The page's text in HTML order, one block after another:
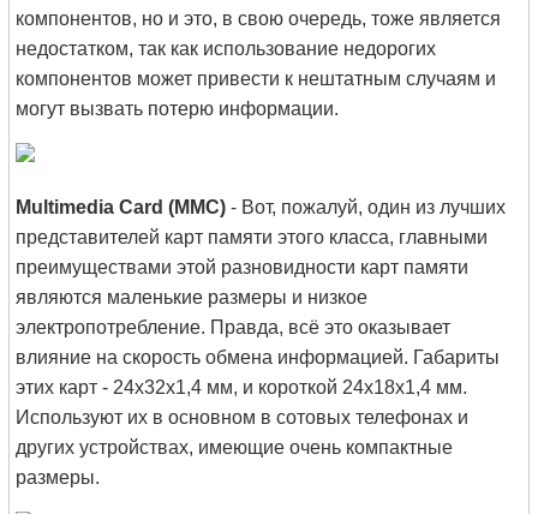
компонентов, но и это, в свою очередь, тоже является
недостатком, так как использование недорогих
компонентов может привести к нештатным случаям и
могут вызвать потерю информации.
Multimedia Card (MMC)- Вот, пожалуй, один из лучших
представителей карт памяти этого класса, главными
преимуществами этой разновидности карт памяти
являются маленькие размеры и низкое
электропотребление. Правда, всё это оказывает
влияние на скорость обмена информацией. Габариты
этих карт - 24x32x1,4 мм, и короткой 24x18x1,4 мм.
Используют их в основном в сотовых телефонах и
других устройствах, имеющие очень компактные
размеры.